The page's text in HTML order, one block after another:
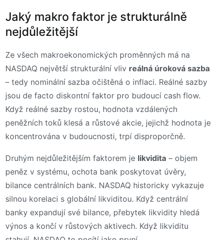
Jaký makro faktor je strukturálně
nejdůležitější
Ze všech makroekonomických proměnných má na
NASDAQ největší strukturální vliv reálná úroková sazba
– tedy nominální sazba očištěná o inflaci. Reálné sazby
jsou de facto diskontní faktor pro budoucí cash flow.
Když reálné sazby rostou, hodnota vzdálených
peněžních toků klesá a růstové akcie, jejichž hodnota je
koncentrována v budoucnosti, trpí disproporčně.
Druhým nejdůležitějším faktorem je likvidita – objem
peněz v systému, ochota bank poskytovat úvěry,
bilance centrálních bank. NASDAQ historicky vykazuje
silnou korelaci s globální likviditou. Když centrální
banky expandují své bilance, přebytek likvidity hledá
výnos a končí v růstových aktivech. Když likviditu